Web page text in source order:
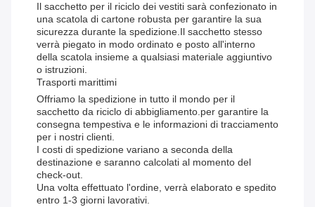
Il sacchetto per il riciclo dei vestiti sarà confezionato in
una scatola di cartone robusta per garantire la sua
sicurezza durante la spedizione.Il sacchetto stesso
verrà piegato in modo ordinato e posto all'interno
della scatola insieme a qualsiasi materiale aggiuntivo
o istruzioni.
Trasporti marittimi
Offriamo la spedizione in tutto il mondo per il
sacchetto da riciclo di abbigliamento.per garantire la
consegna tempestiva e le informazioni di tracciamento
per i nostri clienti.
I costi di spedizione variano a seconda della
destinazione e saranno calcolati al momento del
check-out.
Una volta effettuato l'ordine, verrà elaborato e spedito
entro 1-3 giorni lavorativi.